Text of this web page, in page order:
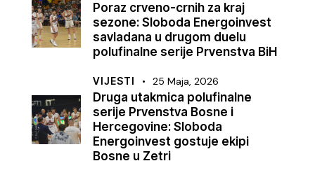
Poraz crveno-crnih za kraj
sezone: Sloboda Energoinvest
savladana u drugom duelu
polufinalne serije Prvenstva BiH
VIJESTI 25 Maja, 2026
Druga utakmica polufinalne
serije Prvenstva Bosne i
Hercegovine: Sloboda
Energoinvest gostuje ekipi
Bosne u Zetri